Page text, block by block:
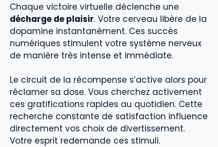
Chaque victoire virtuelle déclenche une
décharge de plaisir. Votre cerveau libère de la
dopamine instantanément. Ces succès
numériques stimulent votre système nerveux
de manière très intense et immédiate.
Le circuit de la récompense s’active alors pour
réclamer sa dose. Vous cherchez activement
ces gratifications rapides au quotidien. Cette
recherche constante de satisfaction influence
directement vos choix de divertissement.
Votre esprit redemande ces stimuli.